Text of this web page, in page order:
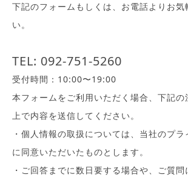
下記のフォームもしくは、お電話よりお気
い。
TEL: 092-751-5260
受付時間：10:00〜19:00
本フォームをご利用いただく場合、下記の
上で内容を送信してください。
・個人情報の取扱については、当社のプ
に同意いただいたものとします。
・ご回答までに数日要する場合や、ご質問